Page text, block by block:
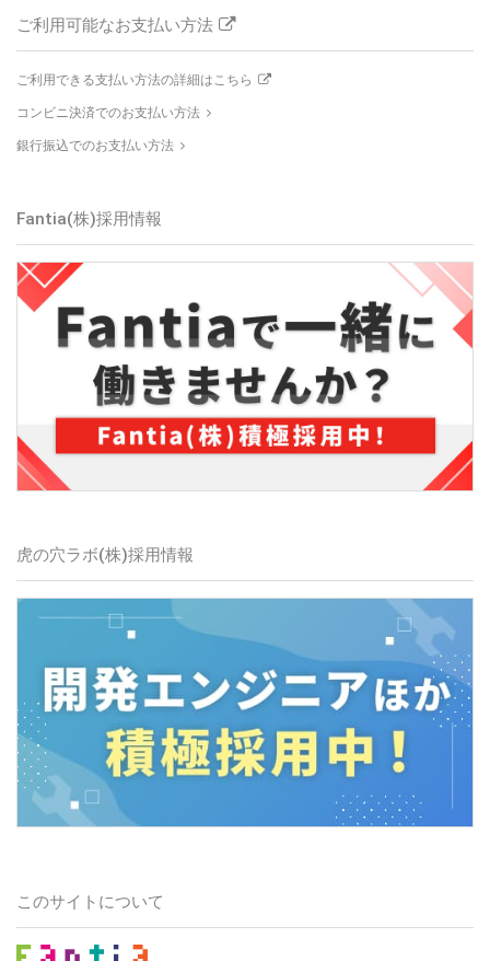
ご利用可能なお支払い方法
ご利用できる支払い方法の詳細はこちら
コンビニ決済でのお支払い方法
銀行振込でのお支払い方法
Fantia(株)採用情報
虎の穴ラボ(株)採用情報
このサイトについて